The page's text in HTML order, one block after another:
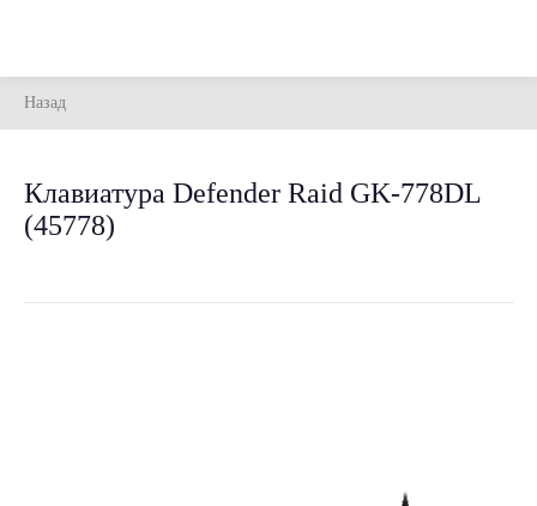
Назад
Клавиатура Defender Raid GK-778DL
(45778)